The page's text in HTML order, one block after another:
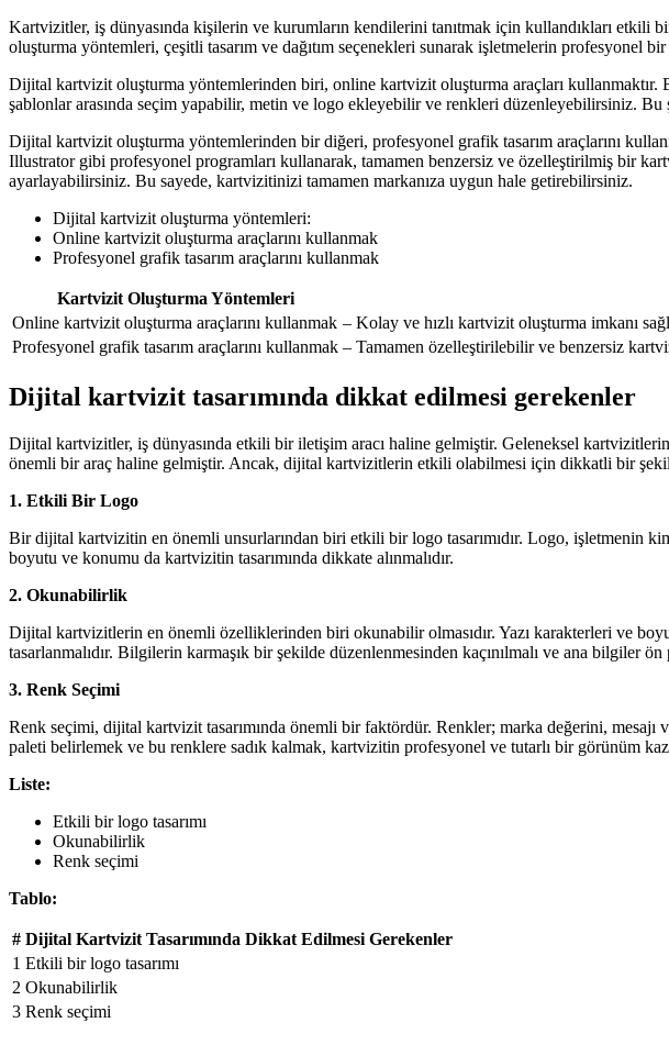
Kartvizitler, iş dünyasında kişilerin ve kurumların kendilerini tanıtmak için kullandıkları
oluşturma yöntemleri, çeşitli tasarım ve dağıtım seçenekleri sunarak işletmelerin profesyonel bir
Dijital kartvizit oluşturma yöntemlerinden biri, online kartvizit oluşturma araçları kullanmaktır.
şablonlar arasında seçim yapabilir, metin ve logo ekleyebilir ve renkleri düzenleyebilirsiniz.
Dijital kartvizit oluşturma yöntemlerinden bir diğeri, profesyonel grafik tasarım araçlarını
Illustrator gibi profesyonel programları kullanarak, tamamen benzersiz ve özelleştirilmiş bir
ayarlayabilirsiniz. Bu sayede, kartvizitinizi tamamen markanıza uygun hale getirebilirsiniz.
Dijital kartvizit oluşturma yöntemleri:
Online kartvizit oluşturma araçlarını kullanmak
Profesyonel grafik tasarım araçlarını kullanmak
Kartvizit Oluşturma Yöntemleri
Online kartvizit oluşturma araçlarını kullanmak – Kolay ve hızlı kartvizit oluşturma imkanı
Profesyonel grafik tasarım araçlarını kullanmak – Tamamen özelleştirilebilir ve benzersiz
Dijital kartvizit tasarımında dikkat edilmesi gerekenler
Dijital kartvizitler, iş dünyasında etkili bir iletişim aracı haline gelmiştir. Geleneksel
önemli bir araç haline gelmiştir. Ancak, dijital kartvizitlerin etkili olabilmesi için dikkatli bir
1. Etkili Bir Logo
Bir dijital kartvizitin en önemli unsurlarından biri etkili bir logo tasarımıdır. Logo, işletmenin
boyutu ve konumu da kartvizitin tasarımında dikkate alınmalıdır.
2. Okunabilirlik
Dijital kartvizitlerin en önemli özelliklerinden biri okunabilir olmasıdır. Yazı karakterleri ve
tasarlanmalıdır. Bilgilerin karmaşık bir şekilde düzenlenmesinden kaçınılmalı ve ana bilgiler ön
3. Renk Seçimi
Renk seçimi, dijital kartvizit tasarımında önemli bir faktördür. Renkler; marka değerini, mesajı
paleti belirlemek ve bu renklere sadık kalmak, kartvizitin profesyonel ve tutarlı bir görünüm
Liste:
Etkili bir logo tasarımı
Okunabilirlik
Renk seçimi
Tablo:
# Dijital Kartvizit Tasarımında Dikkat Edilmesi Gerekenler
1 Etkili bir logo tasarımı
2 Okunabilirlik
3 Renk seçimi